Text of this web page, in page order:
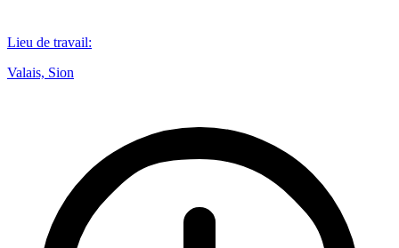
Lieu de travail:
Valais, Sion